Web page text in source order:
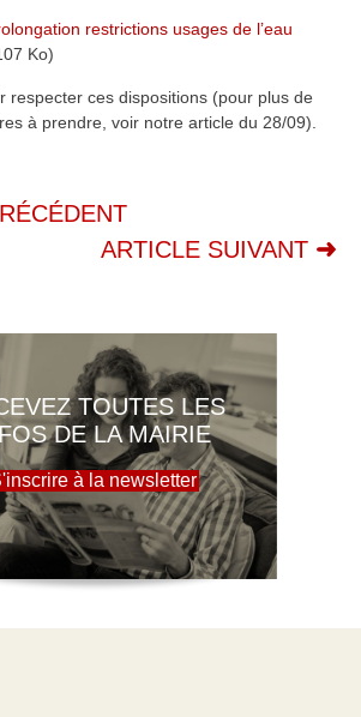
restrictions usages de l’eau
Ko)
respecter ces dispositions (pour plus de
à prendre, voir notre article du 28/09).
ARTICLE SUIVANT
TOUTES LES
DE LA MAIRIE
à la newsletter